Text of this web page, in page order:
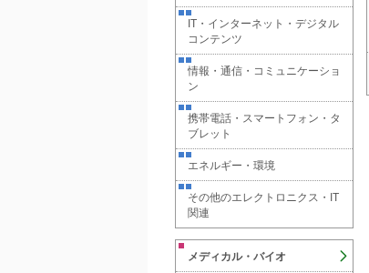
IT・インターネット・デジタル
コンテンツ
情報・通信・コミュニケーショ
ン
携帯電話・スマートフォン・タ
ブレット
エネルギー・環境
その他のエレクトロニクス・IT
関連
メディカル・バイオ